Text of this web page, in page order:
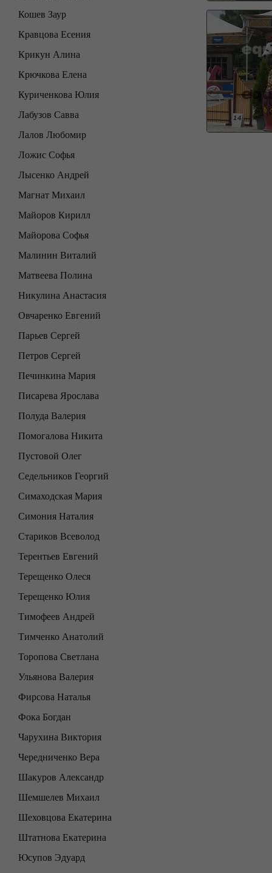
Кошев Заур
Кравцова Есения
Крикун Алина
Крючкова Елена
Куриченкова Юлия
Лабузов Савва
Лалов Любомир
Ложис Софья
Лысенко Андрей
Магнат Михаил
Майоров Кирилл
Майорова Софья
Малинин Виталий
Матвеева Полина
Никулина Анастасия
Овчаренко Евгений
Парьев Сергей
Петров Сергей
Печинкина Мария
Писарева Ярослава
Полуда Валерия
Помогалова Никита
Пустовой Олег
Седельников Георгий
Симаходская Мария
Симония Наталия
Стариков Всеволод
Терентьев Евгений
Терещенко Олеся
Терещенко Юлия
Тимофеев Андрей
Тимченко Анатолий
Торопова Светлана
Ульянова Валерия
Фирсова Наталья
Фока Богдан
Чарухина Виктория
Чередниченко Вера
Шакуров Александр
Шемшелев Михаил
Шеховцова Екатерина
Штатнова Екатерина
Юсупов Эдуард